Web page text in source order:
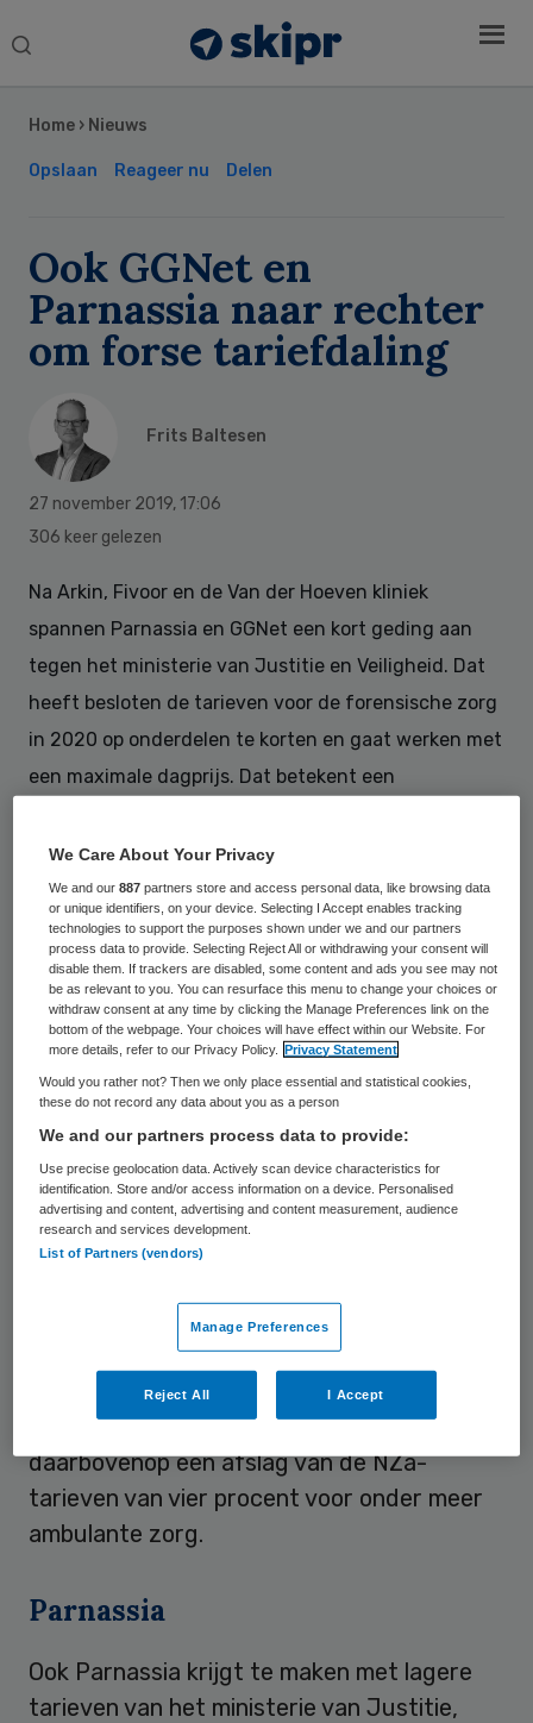
Search
Home › Nieuws
Opslaan Reageer nu Delen
Ook GGNet en
Parnassia naar rechter
om forse tariefdaling
Frits Baltesen
27 november 2019, 17:06
306 keer gelezen
Na Arkin, Fivoor en de Van der Hoeven kliniek
spannen Parnassia en GGNet een kort geding aan
tegen het ministerie van Justitie en Veiligheid. Dat
heeft besloten de tarieven voor de forensische zorg
in 2020 op onderdelen te korten en gaat werken met
een maximale dagprijs. Dat betekent een
“Dat kunnen we niet betalen”, zegt een
woordvoerder van GGNet. Bij GGNet gaat
het om de forensisch psychiatrische
afdeling De Boog in Warnsveld (Gelderland),
waar ongeveer tachtig cliënten worden
behandeld, grotendeels op de klinische
afdeling. Het geding dient op 14 januari
voor de rechtbank in Den Haag.
Afslag NZa-tarieven
basis van NZa-tarieven per ‘product’ en een
maximale dagprijs (combinatie van
behandeling, dagbesteding en verblijf). Het
ministerie hanteert volgens GGNet
daarbovenop een afslag van de NZa-
tarieven van vier procent voor onder meer
ambulante zorg.
Parnassia
Ook Parnassia krijgt te maken met lagere
tarieven van het ministerie van Justitie,
Sidebar
We Care About Your Privacy
We and our887 partners store and access personal data, like browsing data
or unique identifiers, on your device. Selecting I Accept enables tracking
technologies to support the purposes shown under we and our partners
process data to provide. Selecting Reject All or withdrawing your consent will
disable them. If trackers are disabled, some content and ads you see may not
be as relevant to you. You can resurface this menu to change your choices or
withdraw consent at any time by clicking the Manage Preferences link on the
bottom of the webpage. Your choices will have effect within our Website. For
more details, refer to our Privacy Policy.
Privacy Statement
Would you rather not? Then we only place essential and statistical cookies,
these do not record any data about you as a person
We and our partners process data to provide:
Use precise geolocation data. Actively scan device characteristics for
identification. Store and/or access information on a device. Personalised
advertising and content, advertising and content measurement, audience
research and services development.
List of Partners (vendors)
Manage Preferences
Reject All I Accept